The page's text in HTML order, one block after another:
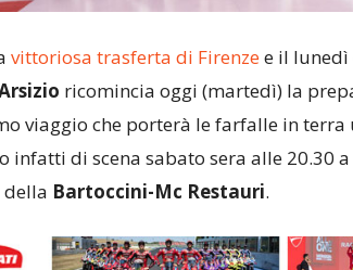
vittoriosa trasferta di Firenzee il
ricomincia oggi (martedì) la
viaggio che porterà le farfalle in
infatti di scena sabato sera alle 20.30
della Bartoccini-Mc Restauri.